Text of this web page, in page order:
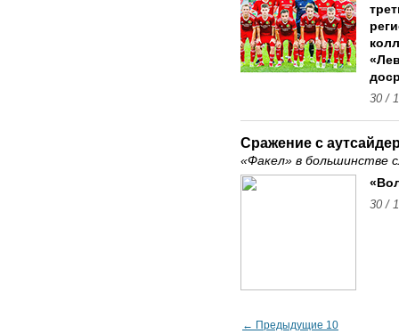
30 /
Сражение с
«Факел» в большинстве
30 /
← Предыдущие 10